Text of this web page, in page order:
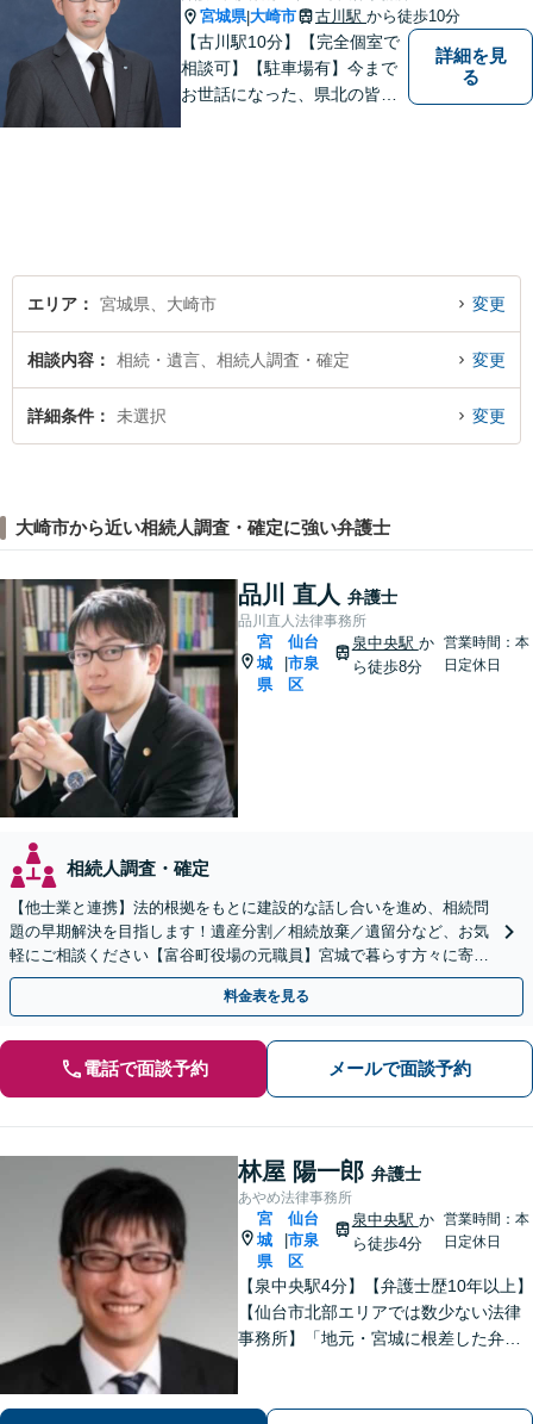
宮城県|大崎市 古川駅 から徒歩10分
【古川駅10分】【完全個室で
相談可】【駐車場有】今まで
お世話になった、県北の皆さ
詳細を見
る
エリア 宮城県、大崎市 変更
相談内容 相続・遺言、相続人調査・確定 変更
詳細条件 未選択 変更
大崎市から近い相続人調査・確定に強い弁護士
品川 直人 弁護士
品川直人法律事務所
宮
城
県
仙台
市泉
区
泉中央駅 か
ら徒歩8分
営業時間：本
日定休日
相続人調査・確定
【他士業と連携】法的根拠をもとに建設的な話し合いを進め、相続問
題の早期解決を目指します！遺産分割／相続放棄／遺留分など、お気
軽にご相談ください【富谷町役場の元職員】宮城で暮らす方々に寄り
添う、敷居の低い事務所です【無料駐車場あり】
料金表を見る
電話で面談予約 メールで面談予約
林屋 陽一郎 弁護士
あやめ法律事務所
宮
城
県
仙台
市泉
区
泉中央駅 か
ら徒歩4分
営業時間：本
日定休日
【泉中央駅4分】【弁護士歴10年以上】
【仙台市北部エリアでは数少ない法律
事務所】「地元・宮城に根差した弁護